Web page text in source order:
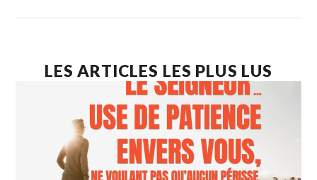
LES ARTICLES LES PLUS LUS